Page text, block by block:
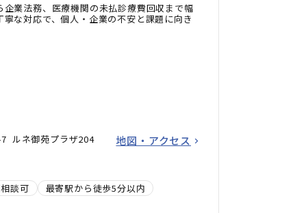
業法務、医療機関の未払診療費回収まで幅
な対応で、個人・企業の不安と課題に向き
ルネ御苑プラザ204 地図・アクセス
談可 最寄駅から徒歩5分以内